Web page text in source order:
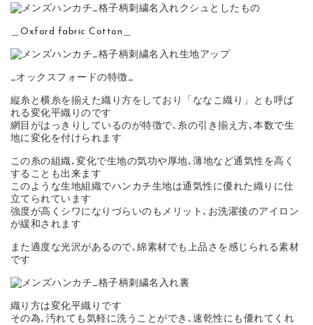
＿Oxford fabric Cotton＿
_オックスフォードの特徴_
縦糸と横糸を揃えた織り方をしており「ななこ織り」とも呼ば
れる変化平織りのです
網目がはっきりしているのが特徴で､糸の引き揃え方､本数で生
地に変化を付けられます
この糸の組織､変化で生地の気功や厚地､薄地など通気性を高く
することも出来ます
このような生地組織でハンカチ生地は通気性に優れた織りに仕
立てられています
強度が高くシワになりづらいのもメリット､お洗濯後のアイロン
が緩和されます
また適度な光沢があるので､綿素材でも上品さを感じられる素材
です
織り方は変化平織りです
その為､汚れても気軽に洗うことができ､速乾性にも優れてくれ